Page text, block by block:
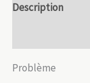
Description
Problème